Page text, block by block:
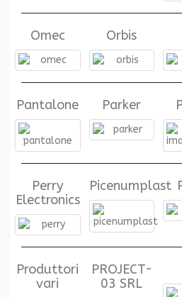
Omec Orbis
Pantalone Parker
Perry
Electronics
Picenumplast
Produttori
vari
PROJECT-
03 SRL